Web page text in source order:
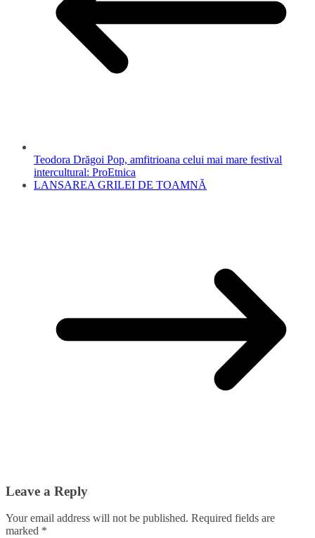
Teodora Drăgoi Pop, amfitrioana celui mai mare festival
intercultural: ProEtnica
LANSAREA GRILEI DE TOAMNĂ
Leave a Reply
Your email address will not be published. Required fields are
marked *